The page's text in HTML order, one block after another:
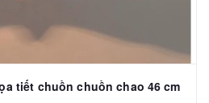
tiết chuồn chuồn chao 46 cm